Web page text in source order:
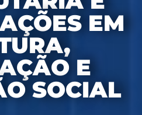
EM
E
SOCIAL